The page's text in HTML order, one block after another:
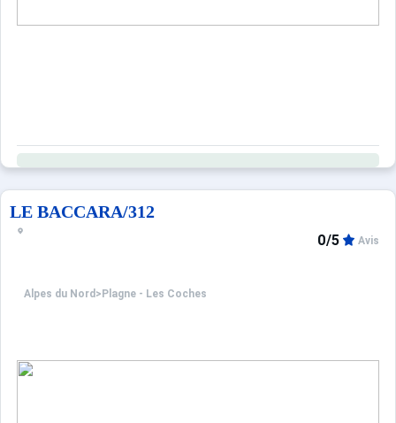
LE BACCARA/312
Alpes du Nord > Plagne - Les Coches
0/5 Avis